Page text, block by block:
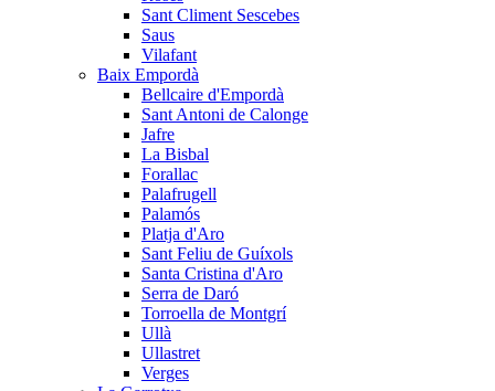
Sant Climent Sescebes
Saus
Vilafant
Baix Empordà
Bellcaire d'Empordà
Sant Antoni de Calonge
Jafre
La Bisbal
Forallac
Palafrugell
Palamós
Platja d'Aro
Sant Feliu de Guíxols
Santa Cristina d'Aro
Serra de Daró
Torroella de Montgrí
Ullà
Ullastret
Verges